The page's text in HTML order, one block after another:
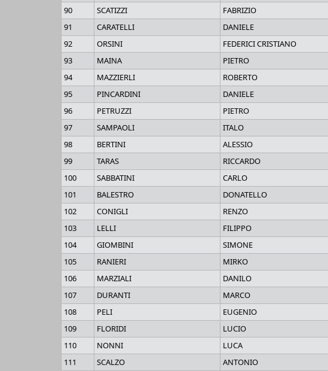
90
SCATIZZI FABRIZIO
91
CARATELLI DANIELE
92
ORSINI FEDERICI CRISTIANO
93
MAINA PIETRO
94
MAZZIERLI ROBERTO
95
PINCARDINI DANIELE
96
PETRUZZI PIETRO
97
SAMPAOLI ITALO
98
BERTINI ALESSIO
99
TARAS RICCARDO
100
SABBATINI CARLO
101
BALESTRO DONATELLO
102
CONIGLI RENZO
103
LELLI FILIPPO
104
GIOMBINI SIMONE
105
RANIERI MIRKO
106
MARZIALI DANILO
107
DURANTI MARCO
108
PELI EUGENIO
109
FLORIDI LUCIO
110
NONNI LUCA
111
SCALZO ANTONIO